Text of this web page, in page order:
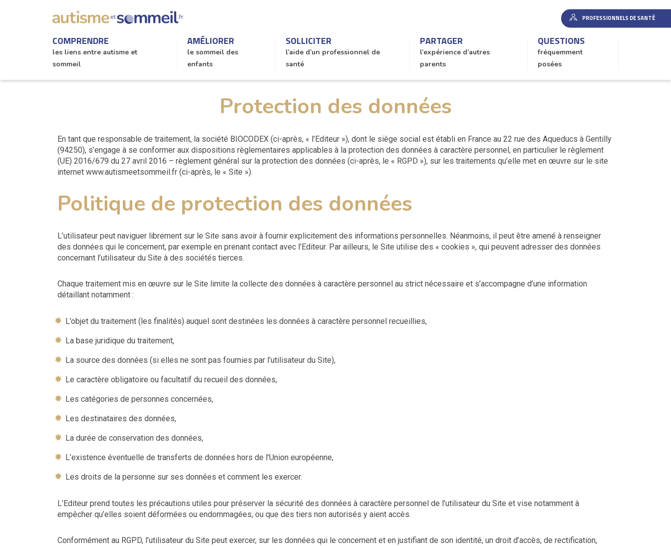
COMPRENDRE
les liens entre autisme et
sommeil
AMÉLIORER
le sommeil des
enfants
SOLLICITER
l’aide d’un professionnel de
santé
PARTAGER
l’expérience d’autres
parents
QUESTIONS
fréquemment
posées
PROFESSIONNELS DE SANTÉ
Protection des données
En tant que responsable de traitement, la société BIOCODEX (ci-après, « l’Editeur »), dont le siège social est établi en France au 22 rue des Aqueducs à Gentilly
(94250), s’engage à se conformer aux dispositions règlementaires applicables à la protection des données à caractère personnel, en particulier le règlement
(UE) 2016/679 du 27 avril 2016 – règlement général sur la protection des données (ci-après, le « RGPD »), sur les traitements qu’elle met en œuvre sur le site
internet www.autismeetsommeil.fr (ci-après, le « Site »).
Politique de protection des données
L’utilisateur peut naviguer librement sur le Site sans avoir à fournir explicitement des informations personnelles. Néanmoins, il peut être amené à renseigner
des données qui le concernent, par exemple en prenant contact avec l’Editeur. Par ailleurs, le Site utilise des « cookies », qui peuvent adresser des données
concernant l’utilisateur du Site à des sociétés tierces.
Chaque traitement mis en œuvre sur le Site limite la collecte des données à caractère personnel au strict nécessaire et s’accompagne d’une information
détaillant notamment :
L’objet du traitement (les finalités) auquel sont destinées les données à caractère personnel recueillies,
La base juridique du traitement,
La source des données (si elles ne sont pas fournies par l’utilisateur du Site),
Le caractère obligatoire ou facultatif du recueil des données,
Les catégories de personnes concernées,
Les destinataires des données,
La durée de conservation des données,
L’existence éventuelle de transferts de données hors de l’Union européenne,
Les droits de la personne sur ses données et comment les exercer.
L’Editeur prend toutes les précautions utiles pour préserver la sécurité des données à caractère personnel de l’utilisateur du Site et vise notamment à
empêcher qu’elles soient déformées ou endommagées, ou que des tiers non autorisés y aient accès.
Conformément au RGPD, l’utilisateur du Site peut exercer, sur les données qui le concernent et en justifiant de son identité, un droit d’accès, de rectification,